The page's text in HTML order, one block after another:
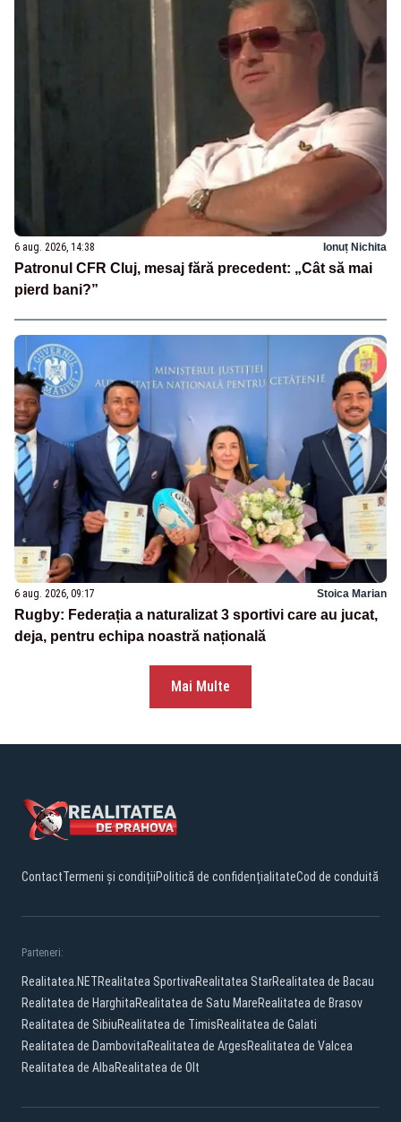
6 aug. 2026, 14:38 Ionuț Nichita
Patronul CFR Cluj, mesaj fără precedent: „Cât să mai
pierd bani?”
6 aug. 2026, 09:17 Stoica Marian
Rugby: Federația a naturalizat 3 sportivi care au jucat,
deja, pentru echipa noastră națională
Mai Multe
ContactTermeni și condițiiPolitică de confidențialitateCod de conduită
Parteneri:
Realitatea.NETRealitatea SportivaRealitatea StarRealitatea de Bacau
Realitatea de HarghitaRealitatea de Satu MareRealitatea de Brasov
Realitatea de SibiuRealitatea de TimisRealitatea de Galati
Realitatea de DambovitaRealitatea de ArgesRealitatea de Valcea
Realitatea de AlbaRealitatea de Olt